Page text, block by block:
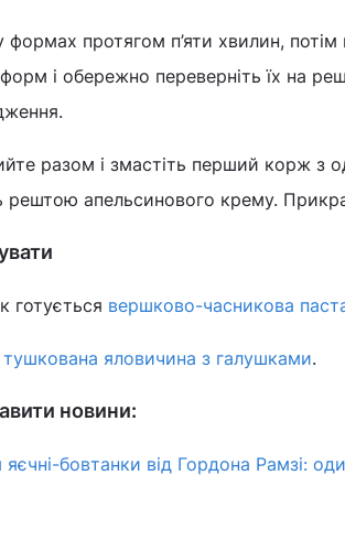
протягом п’яти хвилин, потім
і обережно переверніть їх на
разом і змастіть перший корж з
рештою апельсинового крему.
готується вершково-часникова
тушкована яловичина з галушками.
новини:
бовтанки від Гордона Рамзі: